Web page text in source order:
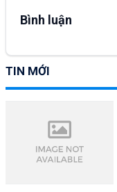
Bình luận
TIN MỚI